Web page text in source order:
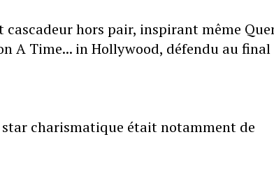
hors pair, inspirant même
A Time... in Hollywood, défendu au
star charismatique était notamment de